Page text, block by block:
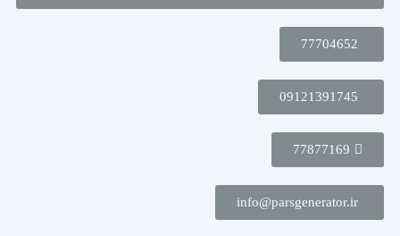
77704652
09121391745
77877169
info@parsgenerator.ir